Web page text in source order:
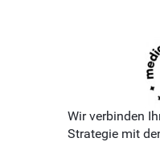
Wir verbinden
Strategie mit